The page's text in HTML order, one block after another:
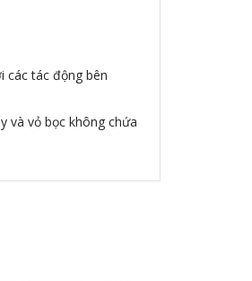
các tác động bên
và vỏ bọc không chứa